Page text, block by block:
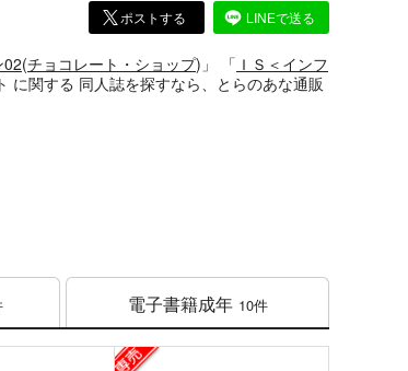
ポストする LINEで送る
02(チョコレート・ショップ)」 「 ＩＳ＜インフ
に関する 同人誌を探すなら、とらのあな通販
電子書籍成年 10件